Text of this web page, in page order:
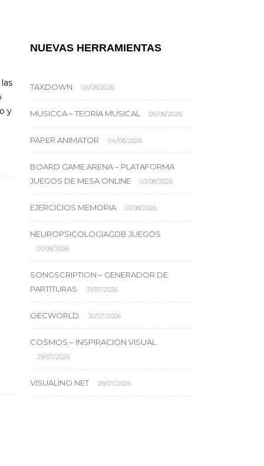
y
NUEVAS HERRAMIENTAS
TAXDOWN 05/08/2026
MUSICCA – TEORÍA MUSICAL 05/08/2026
PAPER ANIMATOR 04/08/2026
BOARD GAME ARENA – PLATAFORMA
JUEGOS DE MESA ONLINE
03/08/2026
EJERCICIOS MEMORIA 01/08/2026
NEUROPSICOLOGIAGDB JUEGOS
01/08/2026
SONGSCRIPTION – GENERADOR DE
PARTITURAS
31/07/2026
OECWORLD 30/07/2026
COSMOS – INSPIRACIÓN VISUAL
29/07/2026
VISUALINO.NET 28/07/2026